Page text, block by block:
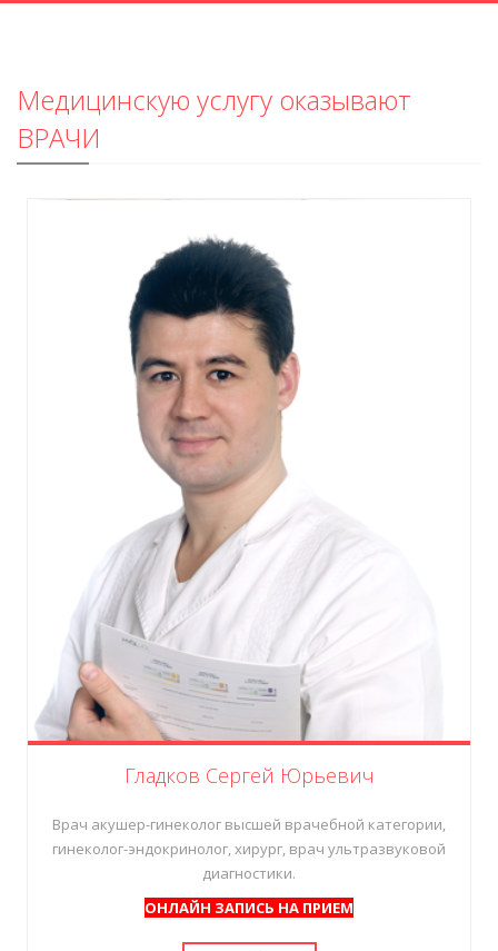
Медицинскую услугу оказывают
ВРАЧИ
Гладков Сергей Юрьевич
Врач акушер-гинеколог высшей врачебной категории,
гинеколог-эндокринолог, хирург, врач ультразвуковой
диагностики.
ОНЛАЙН ЗАПИСЬ НА ПРИЕМ